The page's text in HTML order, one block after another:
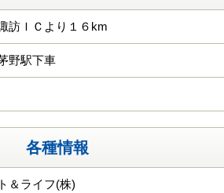
訪ＩＣより１６km
野駅下車
各種情報
＆ライフ(株)